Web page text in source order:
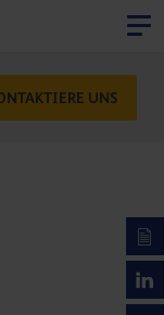
UNS